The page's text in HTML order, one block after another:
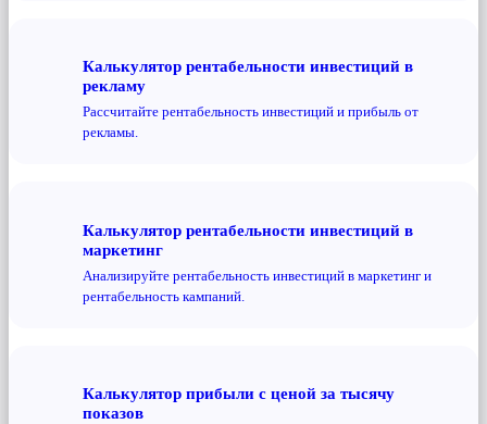
Калькулятор рентабельности инвестиций в
рекламу
Рассчитайте рентабельность инвестиций и прибыль от
рекламы.
Калькулятор рентабельности инвестиций в
маркетинг
Анализируйте рентабельность инвестиций в маркетинг и
рентабельность кампаний.
Калькулятор прибыли с ценой за тысячу
показов